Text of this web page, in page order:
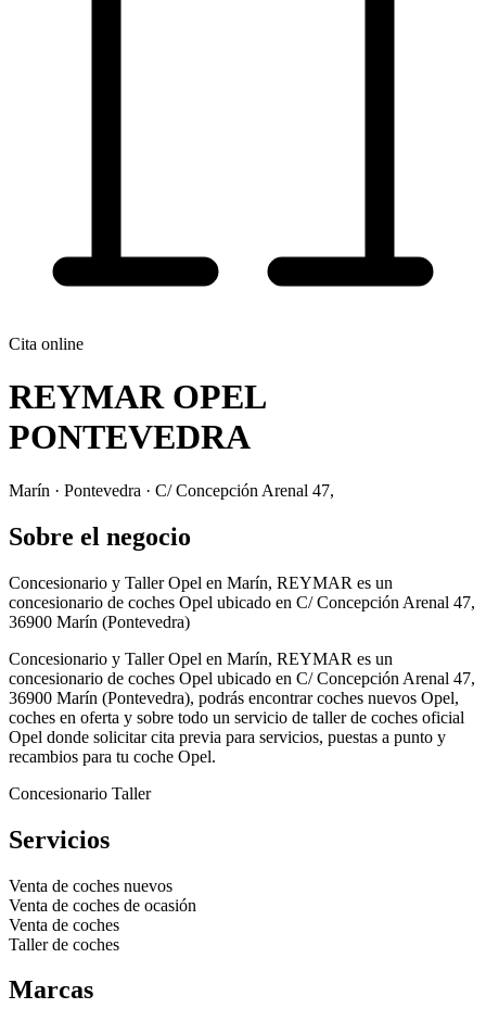
Cita online
REYMAR OPEL
PONTEVEDRA
Marín · Pontevedra · C/ Concepción Arenal 47,
Sobre el negocio
Concesionario y Taller Opel en Marín, REYMAR es un
concesionario de coches Opel ubicado en C/ Concepción Arenal 47,
36900 Marín (Pontevedra)
Concesionario y Taller Opel en Marín, REYMAR es un
concesionario de coches Opel ubicado en C/ Concepción Arenal 47,
36900 Marín (Pontevedra), podrás encontrar coches nuevos Opel,
coches en oferta y sobre todo un servicio de taller de coches oficial
Opel donde solicitar cita previa para servicios, puestas a punto y
recambios para tu coche Opel.
Concesionario Taller
Servicios
Venta de coches nuevos
Venta de coches de ocasión
Venta de coches
Taller de coches
Marcas